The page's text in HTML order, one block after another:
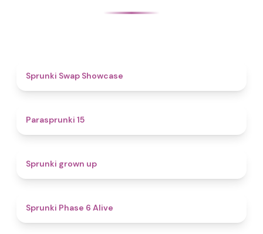
Sprunki Swap Showcase
Parasprunki 15
Sprunki grown up
Sprunki Phase 6 Alive